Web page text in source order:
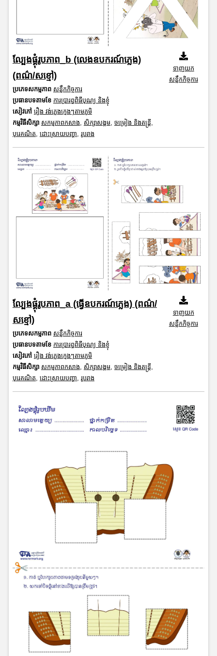
ល្បែងផ្គុំរូបភាព_b (លេងឧបករណ៍ភ្លេង)
(ពណ៌/សខ្មៅ)
ប្រភេទសកម្មភាព សន្លឹកកិច្ចការ
ប្រធានបទតាមខែ ការប្រារព្ធពិធីបុណ្យ និងខ្ញុំ
សៀវភៅ រឿង វង់ភ្លេងក្មេងៗតាមភូមិ
កម្មវិធីសិក្សា សកម្មភាពកសាង សិក្សាសង្គម, ចម្រៀង និងតន្ត្រី
បុរេគណិត ដោះស្រាយបញ្ហា រូបរាង
ទាញយក
សន្លឹកកិច្ចការ
ល្បែងផ្គុំរូបភាព_a (ធ្វើឧបករណ៍ភ្លេង) (ពណ៌/
សខ្មៅ)
ប្រភេទសកម្មភាព សន្លឹកកិច្ចការ
ប្រធានបទតាមខែ ការប្រារព្ធពិធីបុណ្យ និងខ្ញុំ
សៀវភៅ រឿង វង់ភ្លេងក្មេងៗតាមភូមិ
កម្មវិធីសិក្សា សកម្មភាពកសាង, សិក្សាសង្គម, ចម្រៀង និងតន្ត្រី,
បុរេគណិត, ដោះស្រាយបញ្ហា, រូបរាង
ទាញយក
សន្លឹកកិច្ចការ